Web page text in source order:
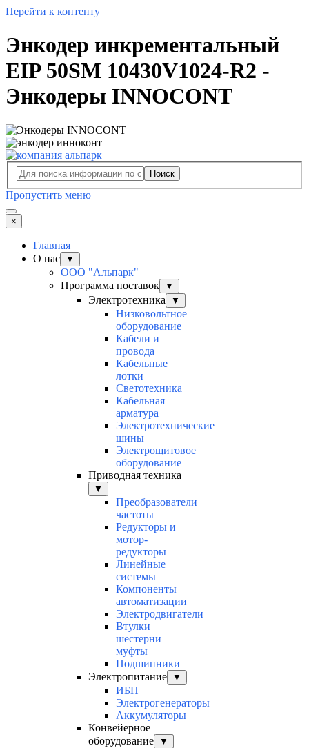
Перейти к контенту
Энкодер инкрементальный
EIP 50SM 10430V1024-R2 -
Энкодеры INNOCONT
Поиск
Пропустить меню
×
Главная
О нас
▼
ООО "Альпарк"
Программа поставок
▼
Электротехника ▼
Низковольтное
оборудование
Кабели и
провода
Кабельные
лотки
Светотехника
Кабельная
арматура
Электротехнические
шины
Электрощитовое
оборудование
Приводная техника
▼
Преобразователи
частоты
Редукторы и
мотор-
редукторы
Линейные
системы
Компоненты
автоматизации
Электродвигатели
Втулки
шестерни
муфты
Подшипники
Электропитание
▼
ИБП
Электрогенераторы
Аккумуляторы
Конвейерное
оборудование
▼